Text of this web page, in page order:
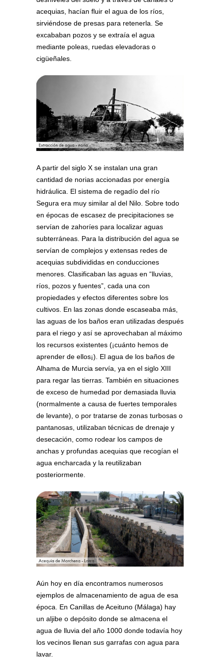
acequias, hacían fluir el agua de los ríos,
sirviéndose de presas para retenerla. Se
excababan pozos y se extraía el agua
mediante poleas, ruedas elevadoras o
cigüeñales.
A partir del siglo X se instalan una gran
cantidad de norias accionadas por energía
hidráulica. El sistema de regadío del río
Segura era muy similar al del Nilo. Sobre todo
en épocas de escasez de precipitaciones se
servían de zahoríes para localizar aguas
subterráneas. Para la distribución del agua se
servían de complejos y extensas redes de
acequias subdivididas en conducciones
menores. Clasificaban las aguas en “lluvias,
ríos, pozos y fuentes”, cada una con
propiedades y efectos diferentes sobre los
cultivos. En las zonas donde escaseaba más,
las aguas de los baños eran utilizadas después
para el riego y así se aprovechaban al máximo
los recursos existentes (¡cuánto hemos de
aprender de ellos¡). El agua de los baños de
Alhama de Murcia servía, ya en el siglo XIII
para regar las tierras. También en situaciones
de exceso de humedad por demasiada lluvia
(normalmente a causa de fuertes temporales
de levante), o por tratarse de zonas turbosas o
pantanosas, utilizaban técnicas de drenaje y
desecación, como rodear los campos de
anchas y profundas acequias que recogían el
agua encharcada y la reutilizaban
posteriormente.
Aún hoy en día encontramos numerosos
ejemplos de almacenamiento de agua de esa
época. En Canillas de Aceituno (Málaga) hay
un aljibe o depósito donde se almacena el
agua de lluvia del año 1000 donde todavía hoy
los vecinos llenan sus garrafas con agua para
lavar.